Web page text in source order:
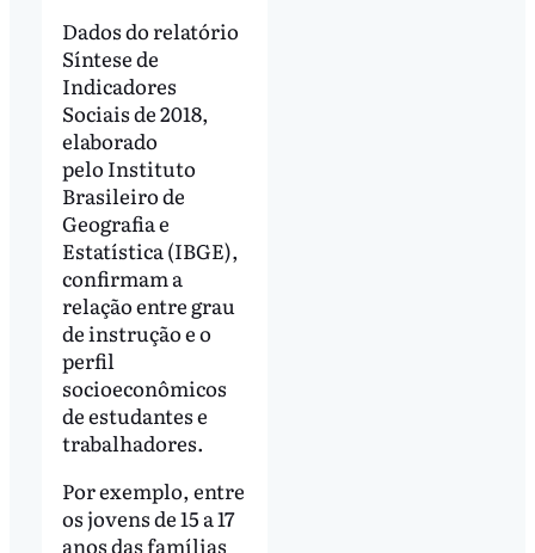
Dados do relatório
Síntese de
Indicadores
Sociais de 2018,
elaborado
pelo Instituto
Brasileiro de
Geografia e
Estatística (IBGE),
confirmam a
relação entre grau
de instrução e o
perfil
socioeconômicos
de estudantes e
trabalhadores.
Por exemplo, entre
os jovens de 15 a 17
anos das famílias